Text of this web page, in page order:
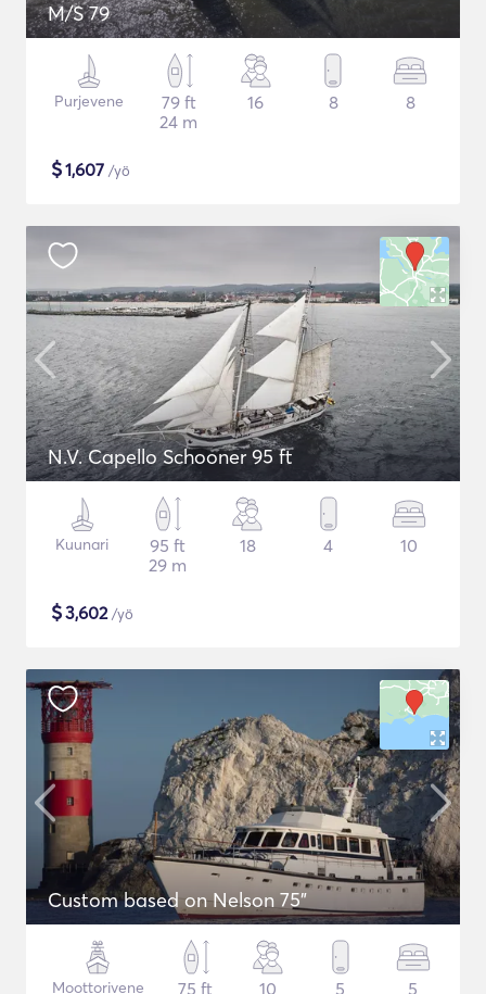
M/S 79
Purjevene
79 ft
24 m
16 8 8
$1,607 /yö
N.V. Capello Schooner 95 ft
Kuunari
95 ft
29 m
18 4 10
$3,602/yö
Custom based on Nelson 75"
Moottorivene
75 ft
10 5 5